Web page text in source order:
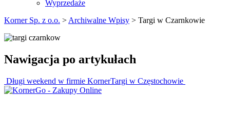
Wyprzedaże
Korner Sp. z o.o. > Archiwalne Wpisy > Targi w Czarnkowie
Nawigacja po artykułach
Długi weekend w firmie KornerTargi w Częstochowie